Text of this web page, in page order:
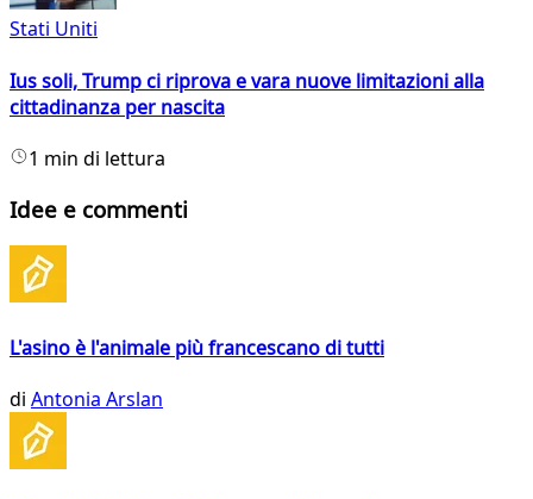
Stati Uniti
Ius soli, Trump ci riprova e vara nuove limitazioni alla
cittadinanza per nascita
1 min di lettura
Idee e commenti
L'asino è l'animale più francescano di tutti
di Antonia Arslan